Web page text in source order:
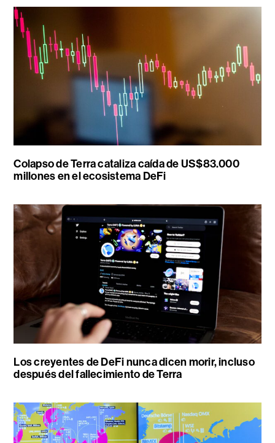
Colapso de Terra cataliza caída de US$83.000
millones en el ecosistema DeFi
Los creyentes de DeFi nunca dicen morir, incluso
después del fallecimiento de Terra